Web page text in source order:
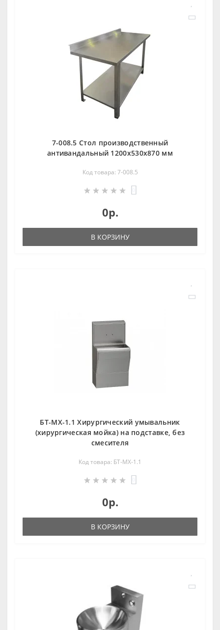
7-008.5 Стол производственный
антивандальный 1200х530х870 мм
Код товара: 7-008.5
0р.
В КОРЗИНУ
БТ-МХ-1.1 Хирургический умывальник
(хирургическая мойка) на подставке, без
смесителя
Код товара: БТ-МХ-1.1
0р.
В КОРЗИНУ